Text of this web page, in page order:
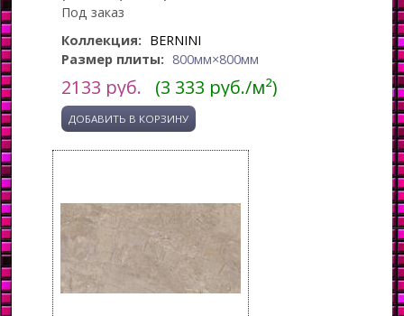
Под заказ
Коллекция: BERNINI
Размер плиты: 800мм×800мм
2133 руб. (3 333 руб./м²)